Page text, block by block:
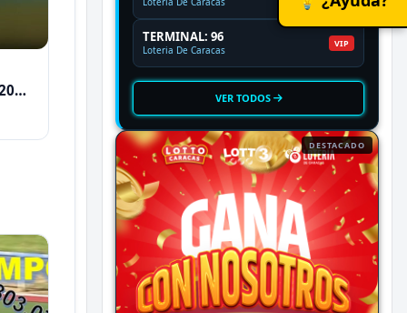
TERMINAL: 96
Loteria De Caracas
VIP
VER TODOS
DESTACADO